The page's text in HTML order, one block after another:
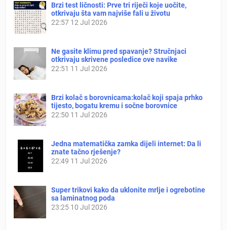
Brzi test ličnosti: Prve tri riječi koje uočite,
otkrivaju šta vam najviše fali u životu
22:57 12 Jul 2026
Ne gasite klimu pred spavanje? Stručnjaci
otkrivaju skrivene posledice ove navike
22:51 11 Jul 2026
Brzi kolač s borovnicama:kolač koji spaja prhko
tijesto, bogatu kremu i sočne borovnice
22:50 11 Jul 2026
Jedna matematička zamka dijeli internet: Da li
znate tačno rješenje?
22:49 11 Jul 2026
Super trikovi kako da uklonite mrlje i ogrebotine
sa laminatnog poda
23:25 10 Jul 2026